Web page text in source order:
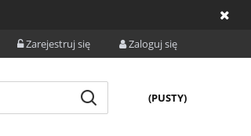
Zarejestruj się Zaloguj się
(PUSTY)